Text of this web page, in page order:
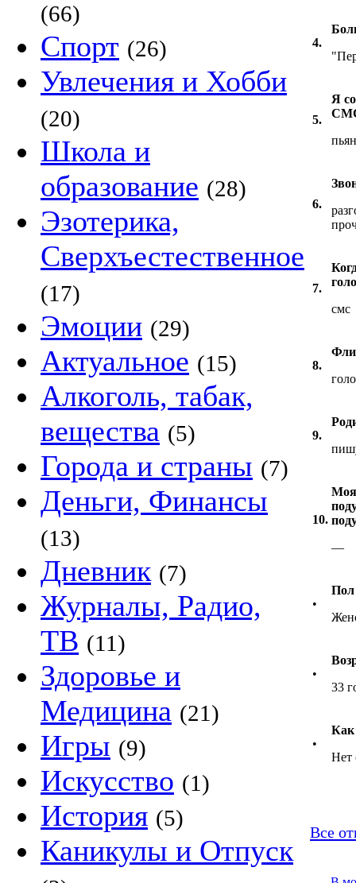
(66)
Спорт (26)
Увлечения и Хобби
(20)
Школа и
образование (28)
Эзотерика,
Сверхъестественное
(17)
Эмоции (29)
Актуальное (15)
Алкоголь, табак,
вещества (5)
Города и страны (7)
Деньги, Финансы
(13)
Дневник (7)
Журналы, Радио,
ТВ (11)
Здоровье и
Медицина (21)
Игры (9)
Искусство (1)
История (5)
Каникулы и Отпуск
4.
5.
Я
6.
7.
смс
8.
9.
10.
Моя
—
•
Пол
•
33
•
Как
Нет
Все